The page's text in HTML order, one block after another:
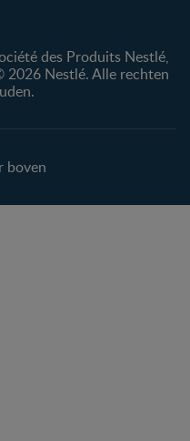
des Produits Nestlé,
Nestlé. Alle rechten
boven